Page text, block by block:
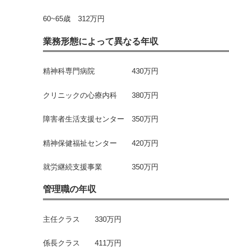
60~65歳 312万円
業務形態によって異なる年収
精神科専門病院 430万円
クリニックの心療内科 380万円
障害者生活支援センター 350万円
精神保健福祉センター 420万円
就労継続支援事業 350万円
管理職の年収
主任クラス 330万円
係長クラス 411万円